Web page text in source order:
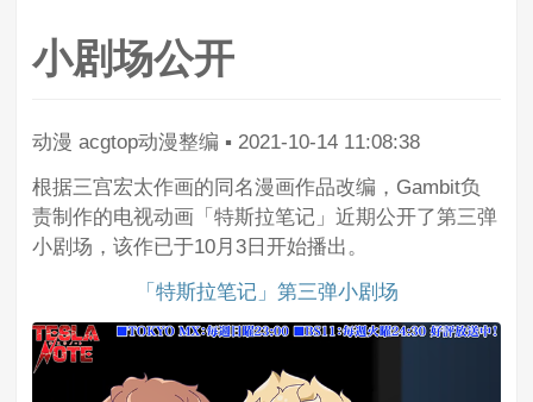
小剧场公开
动漫 acgtop动漫整编 ▪ 2021-10-14 11:08:38
根据三宫宏太作画的同名漫画作品改编，Gambit负
责制作的电视动画「特斯拉笔记」近期公开了第三弹
小剧场，该作已于10月3日开始播出。
「特斯拉笔记」第三弹小剧场